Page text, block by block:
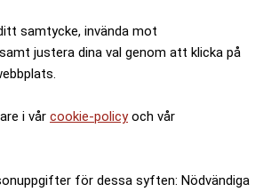
samtycke, invända mot
justera dina val genom att klicka på
i vår cookie-policyoch vår
för dessa syften: Nödvändiga